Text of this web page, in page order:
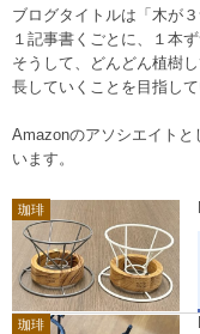
ブログタイトルは「木が
１記事書くごとに、１本
そうして、どんどん植樹
長していくことを目指して
Amazonのアソシエイト
います。
珈琲
珈琲